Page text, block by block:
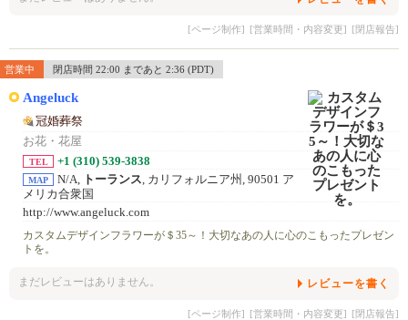
[ページ制作] [営業時間・内容変更] [閉店報告]
営業中 閉店時間 22:00 まであと 2:36 (PDT)
Angeluck
冠婚葬祭
お花・花屋
TEL +1 (310) 539-3838
MAP N/A, トーランス, カリフォルニア州, 90501 ア
メリカ合衆国
http://www.angeluck.com
カスタムデザインフラワーが＄35～！大切なあの人に心のこもったプレゼン
トを。
まだレビューはありません。 レビューを書く
[ページ制作] [営業時間・内容変更] [閉店報告]